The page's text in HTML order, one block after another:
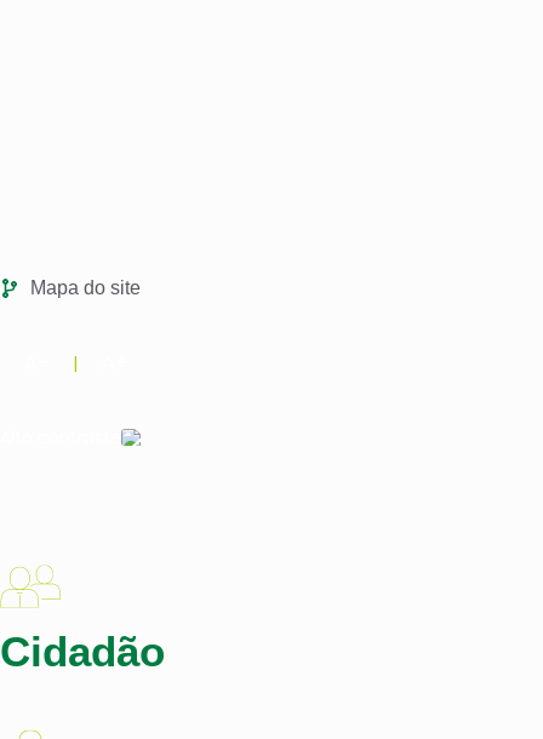
Mapa do site
|
Cidadão